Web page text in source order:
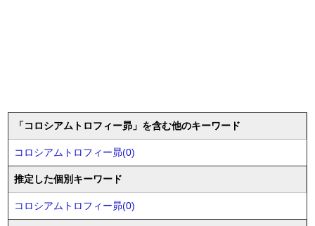
「コロシアムトロフィー昴」を含む他のキーワード
コロシアムトロフィー昴(0)
推定した個別キーワード
コロシアムトロフィー昴(0)